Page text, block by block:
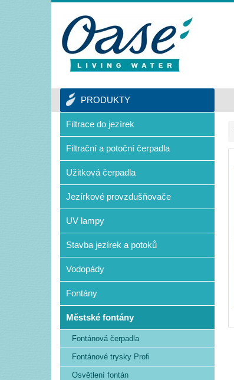
PRODUKTY
Filtrace do jezírek
Filtrační a potoční čerpadla
Užitková čerpadla
Jezírkové provzdušňovače
UV lampy
Stavba jezírek a potoků
Vodopády
Fontány
Městské fontány
Fontánová čerpadla
Fontánové trysky Profi
Osvětlení fontán